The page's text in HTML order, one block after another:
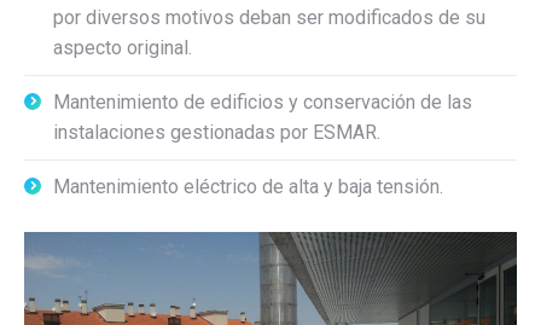
por diversos motivos deban ser modificados de su
aspecto original.
Mantenimiento de edificios y conservación de las
instalaciones gestionadas por ESMAR.
Mantenimiento eléctrico de alta y baja tensión.